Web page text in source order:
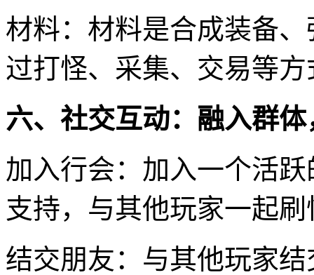
材料：材料是合成装备
过打怪、采集、交易等
六、社交互动：融入群
加入行会：加入一个活
支持，与其他玩家一起
结交朋友：与其他玩家